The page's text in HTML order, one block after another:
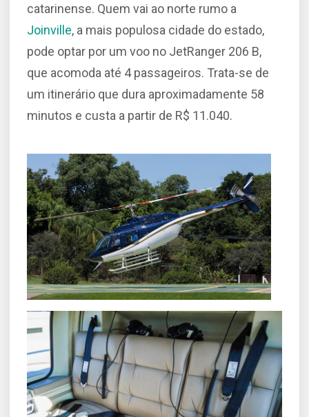
catarinense. Quem vai ao norte rumo a
Joinville, a mais populosa cidade do estado,
pode optar por um voo no JetRanger 206 B,
que acomoda até 4 passageiros. Trata-se de
um itinerário que dura aproximadamente 58
minutos e custa a partir de R$ 11.040.